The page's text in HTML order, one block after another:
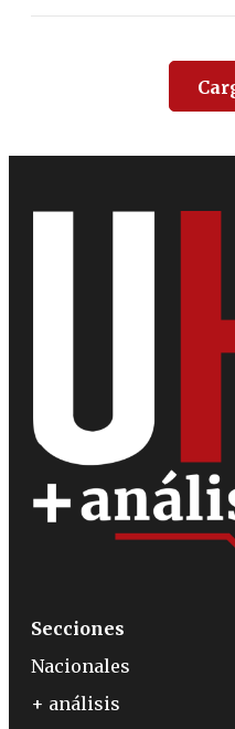
Secciones
Nacionales
+ análisis